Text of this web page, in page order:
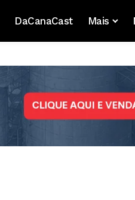
DaCanaCast Mais